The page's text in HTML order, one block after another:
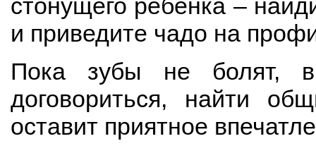
стонущего ребенка –
и приведите чадо на
Пока зубы не болят,
договориться, найти
оставит приятное